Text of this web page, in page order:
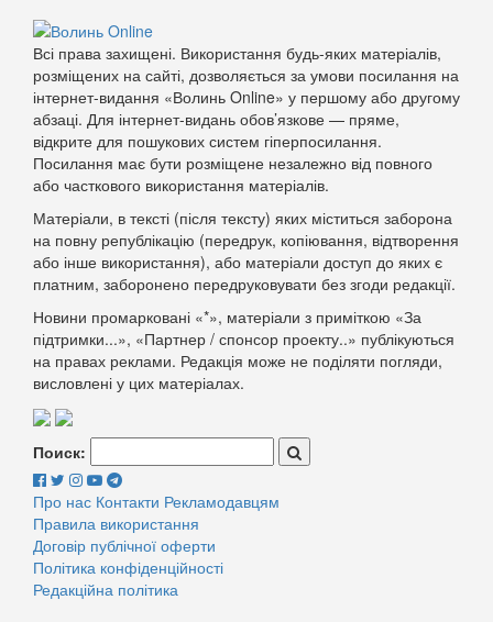
Всі права захищені. Використання будь-яких матеріалів,
розміщених на сайті, дозволяється за умови посилання на
інтернет-видання «Волинь Online» у першому або другому
абзаці. Для інтернет-видань обов’язкове — пряме,
відкрите для пошукових систем гіперпосилання.
Посилання має бути розміщене незалежно від повного
або часткового використання матеріалів.
Матеріали, в тексті (після тексту) яких міститься заборона
на повну републікацію (передрук, копіювання, відтворення
або інше використання), або матеріали доступ до яких є
платним, заборонено передруковувати без згоди редакції.
Новини промарковані «*», матеріали з приміткою «За
підтримки...», «Партнер / спонсор проекту..» публікуються
на правах реклами. Редакція може не поділяти погляди,
висловлені у цих матеріалах.
Поиск:
Про нас Контакти Рекламодавцям
Правила використання
Договір публічної оферти
Політика конфіденційності
Редакційна політика